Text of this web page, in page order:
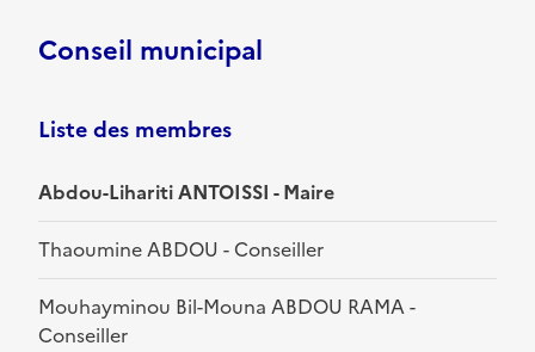
Conseil municipal
Liste des membres
Abdou-Lihariti ANTOISSI - Maire
Thaoumine ABDOU - Conseiller
Mouhayminou Bil-Mouna ABDOU RAMA -
Conseiller